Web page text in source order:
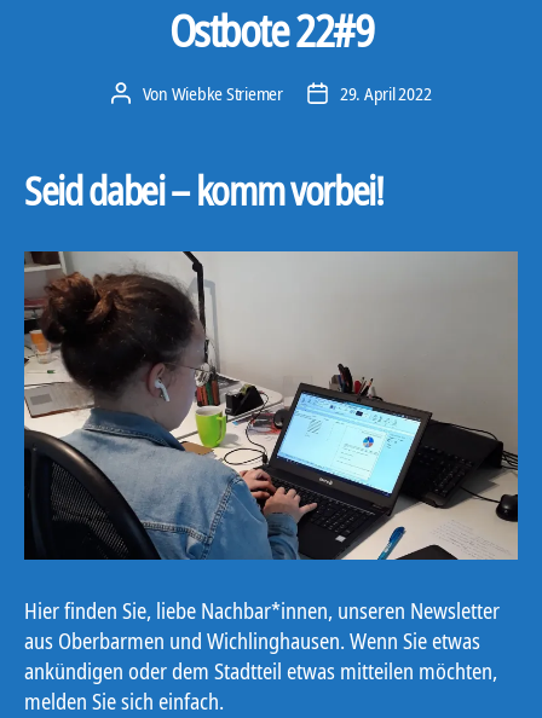
Ostbote 22#9
Beitragsautor
Von Wiebke Striemer Veröffentlichungsdatum
29. April 2022
Seid dabei – komm vorbei!
Hier finden Sie, liebe Nachbar*innen, unseren Newsletter
aus Oberbarmen und Wichlinghausen. Wenn Sie etwas
ankündigen oder dem Stadtteil etwas mitteilen möchten,
melden Sie sich einfach.